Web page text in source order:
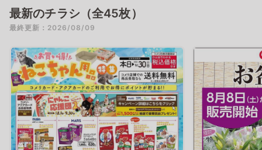
最新のチラシ（全45枚）
最終更新：2026/08/09